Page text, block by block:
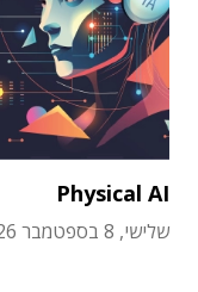
Physical AI
שלישי, 8 בספטמבר 2026